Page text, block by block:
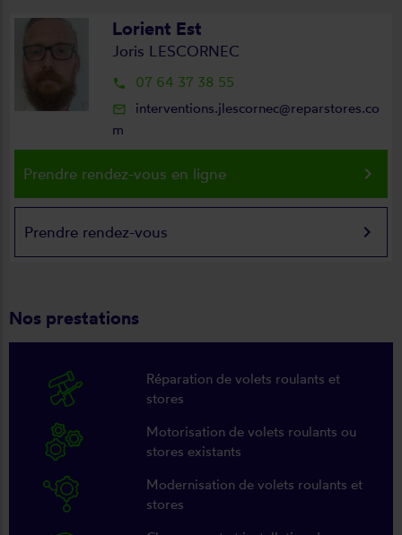
Lorient Est
Joris LESCORNEC
local_phone 07 64 37 38 55
mail_outline
interventions.jlescornec@reparstores.co
m
Prendre rendez-vous en ligne keyboard_arrow_right
Prendre rendez-vous keyboard_arrow_right
Nos prestations
Réparation de volets roulants et
stores
Motorisation de volets roulants ou
stores existants
Modernisation de volets roulants et
stores